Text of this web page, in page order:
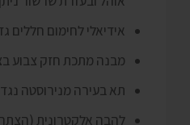
אידיאלי לחימום חללים
מבנה מתכת חזק צבוע
תא בעירה מנירוסטה
להבה אלקטרונית